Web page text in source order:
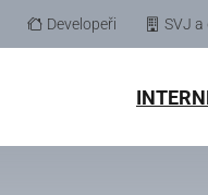
Developeři SVJ